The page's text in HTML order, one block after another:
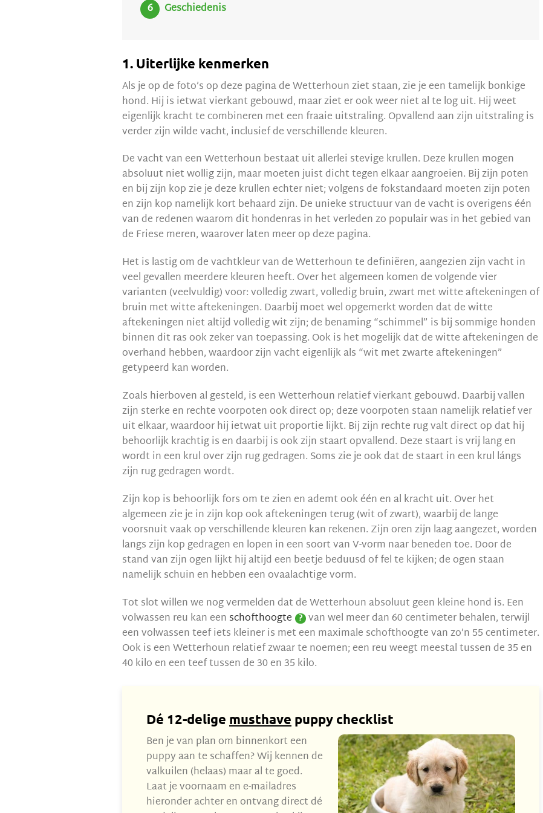
Geschiedenis
1. Uiterlijke kenmerken
Als je op de foto’s op deze pagina de Wetterhoun ziet staan, zie je een tamelijk bonkige
hond. Hij is ietwat vierkant gebouwd, maar ziet er ook weer niet al te log uit. Hij weet
eigenlijk kracht te combineren met een fraaie uitstraling. Opvallend aan zijn uitstraling is
verder zijn wilde vacht, inclusief de verschillende kleuren.
De vacht van een Wetterhoun bestaat uit allerlei stevige krullen. Deze krullen mogen
absoluut niet wollig zijn, maar moeten juist dicht tegen elkaar aangroeien. Bij zijn poten
en bij zijn kop zie je deze krullen echter niet; volgens de fokstandaard moeten zijn poten
en zijn kop namelijk kort behaard zijn. De unieke structuur van de vacht is overigens één
van de redenen waarom dit hondenras in het verleden zo populair was in het gebied van
de Friese meren, waarover laten meer op deze pagina.
Het is lastig om de vachtkleur van de Wetterhoun te definiëren, aangezien zijn vacht in
veel gevallen meerdere kleuren heeft. Over het algemeen komen de volgende vier
varianten (veelvuldig) voor: volledig zwart, volledig bruin, zwart met witte aftekeningen of
bruin met witte aftekeningen. Daarbij moet wel opgemerkt worden dat de witte
aftekeningen niet altijd volledig wit zijn; de benaming “schimmel” is bij sommige honden
binnen dit ras ook zeker van toepassing. Ook is het mogelijk dat de witte aftekeningen de
overhand hebben, waardoor zijn vacht eigenlijk als “wit met zwarte aftekeningen”
getypeerd kan worden.
Zoals hierboven al gesteld, is een Wetterhoun relatief vierkant gebouwd. Daarbij vallen
zijn sterke en rechte voorpoten ook direct op; deze voorpoten staan namelijk relatief ver
uit elkaar, waardoor hij ietwat uit proportie lijkt. Bij zijn rechte rug valt direct op dat hij
behoorlijk krachtig is en daarbij is ook zijn staart opvallend. Deze staart is vrij lang en
wordt in een krul over zijn rug gedragen. Soms zie je ook dat de staart in een krul lángs
zijn rug gedragen wordt.
Zijn kop is behoorlijk fors om te zien en ademt ook één en al kracht uit. Over het
algemeen zie je in zijn kop ook aftekeningen terug (wit of zwart), waarbij de lange
voorsnuit vaak op verschillende kleuren kan rekenen. Zijn oren zijn laag aangezet, worden
langs zijn kop gedragen en lopen in een soort van V-vorm naar beneden toe. Door de
stand van zijn ogen lijkt hij altijd een beetje beduusd of fel te kijken; de ogen staan
namelijk schuin en hebben een ovaalachtige vorm.
Tot slot willen we nog vermelden dat de Wetterhoun absoluut geen kleine hond is. Een
volwassen reu kan een schofthoogte ? van wel meer dan 60 centimeter behalen, terwijl
een volwassen teef iets kleiner is met een maximale schofthoogte van zo’n 55 centimeter.
Ook is een Wetterhoun relatief zwaar te noemen; een reu weegt meestal tussen de 35 en
40 kilo en een teef tussen de 30 en 35 kilo.
Dé 12-delige musthave puppy checklist
Ben je van plan om binnenkort een
puppy aan te schaffen? Wij kennen de
valkuilen (helaas) maar al te goed.
Laat je voornaam en e-mailadres
hieronder achter en ontvang direct dé